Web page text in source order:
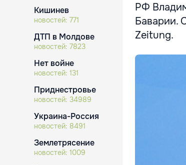
Кишинев
новостей: 771
ДТП в Молдове
новостей: 7823
Нет войне
новостей: 131
Приднестровье
новостей: 34989
Украина-Россия
новостей: 8491
Землетрясение
новостей: 1009
РФ
Баварии.
Zeitung.